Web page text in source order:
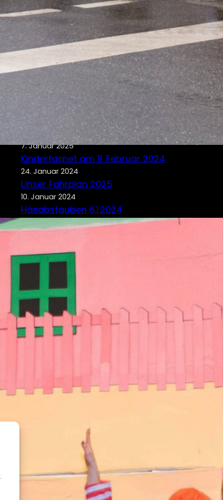
Fest
Umzug
Uncategorized
Neuste Beiträge
Brauchtumsabend 2025
19. Januar 2025
Häsabstauben + Taufe 2025
7. Januar 2025
Kinderfasnet am 11. Februar 2024
24. Januar 2024
Unser Fahrplan 2025
10. Januar 2024
Häsabstauben 6.1.2024
6. Januar 2024
Tags
Albstadt Brauchtumsabend
Fasnetserwachen
Fasnetseröffnung
Umzüge
Veranstaltungen